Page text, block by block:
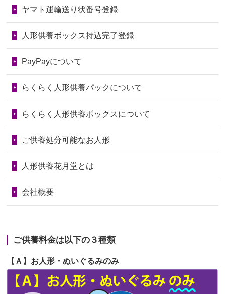
2026/06/28以前和人形やぬいぐるみを供養いただ
いたことが...
の回りの物...
2026/06/28人形たちに これまで本当にありがとう
2026/06/24今は亡き両親が孫（私の子供）の初節
句に贈って...
2026/06/23ありがとうね
の祖父母か...
2026/06/20
雛人形をお道具も含め一式で引き取っ
てくださる...
2024/01/04ガラスケースは外しても良いですか？
第76回人形供養祭令和7年2月28日(金)
第75回人形供養祭令和7年1月17日(金)
第73回人形供養祭令和6年10月17日(木)
第71回人形供養祭令和6年8月1日(木)
第70回人形供養祭令和6年6月21日(金)
第68回人形供養祭令和6年3月22日(金)
第65回人形供養祭令和5年11月09日(木)
第64回人形供養祭令和5年9月21日(木)
第63回人形供養祭 令和5年8月1日(火)
ヤマト運輸送り状番号登録
人形供養ボックス持込完了登録
PayPayについて
らくらく人形供養パックについて
らくらく人形供養ボックスについて
ご供養処分可能なお人形
人形供養花月堂とは
会社概要
ご供養料金は以下の３種類
【Ａ】お人形・ぬいぐるみのみ